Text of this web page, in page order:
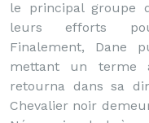
le principal groupe
leurs efforts
Finalement, Dane
mettant un terme
retourna dans sa
Chevalier noir